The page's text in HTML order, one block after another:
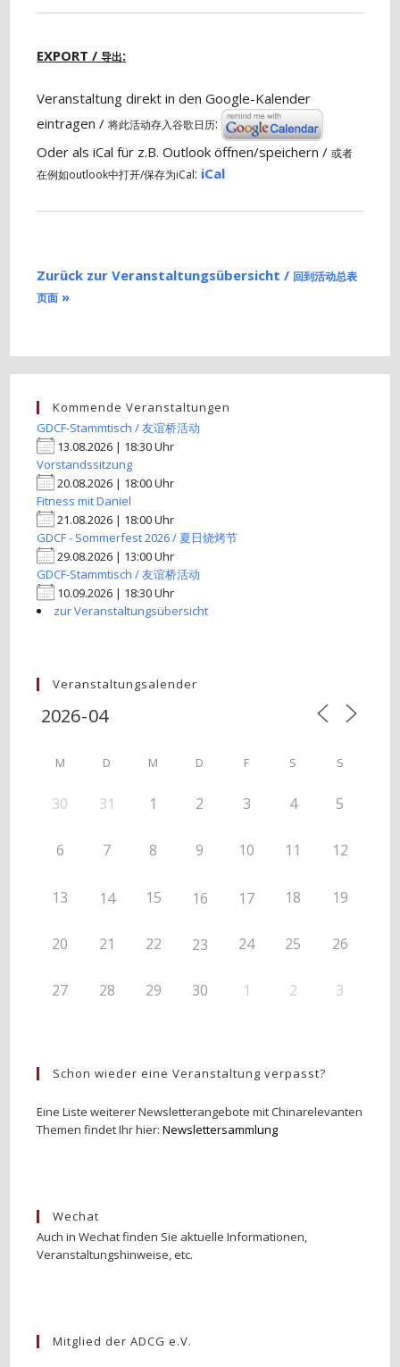
EXPORT /导出:
Veranstaltung direkt in den Google-Kalender
eintragen /将此活动存入谷歌日历:
Oder als iCal für z.B. Outlook öffnen/speichern /或者
在例如outlook中打开/保存为iCal: iCal
Zurück zur Veranstaltungsübersicht / 回到活动总表
页面 »
Kommende Veranstaltungen
GDCF-Stammtisch / 友谊桥活动
13.08.2026 | 18:30 Uhr
Vorstandssitzung
20.08.2026 | 18:00 Uhr
Fitness mit Daniel
21.08.2026 | 18:00 Uhr
GDCF - Sommerfest 2026 / 夏日烧烤节
29.08.2026 | 13:00 Uhr
GDCF-Stammtisch / 友谊桥活动
10.09.2026 | 18:30 Uhr
zur Veranstaltungsübersicht
Veranstaltungsalender
M D M D F S S
30 31 1 2 3 4 5
6 7 8 9 10 11 12
13 14 15 16 17 18 19
20 21 22 23 24 25 26
27 28 29 30 1 2 3
Schon wieder eine Veranstaltung verpasst?
Eine Liste weiterer Newsletterangebote mit Chinarelevanten
Themen findet Ihr hier:Newslettersammlung
Wechat
Auch in Wechat finden Sie aktuelle Informationen,
Veranstaltungshinweise, etc.
Mitglied der ADCG e.V.